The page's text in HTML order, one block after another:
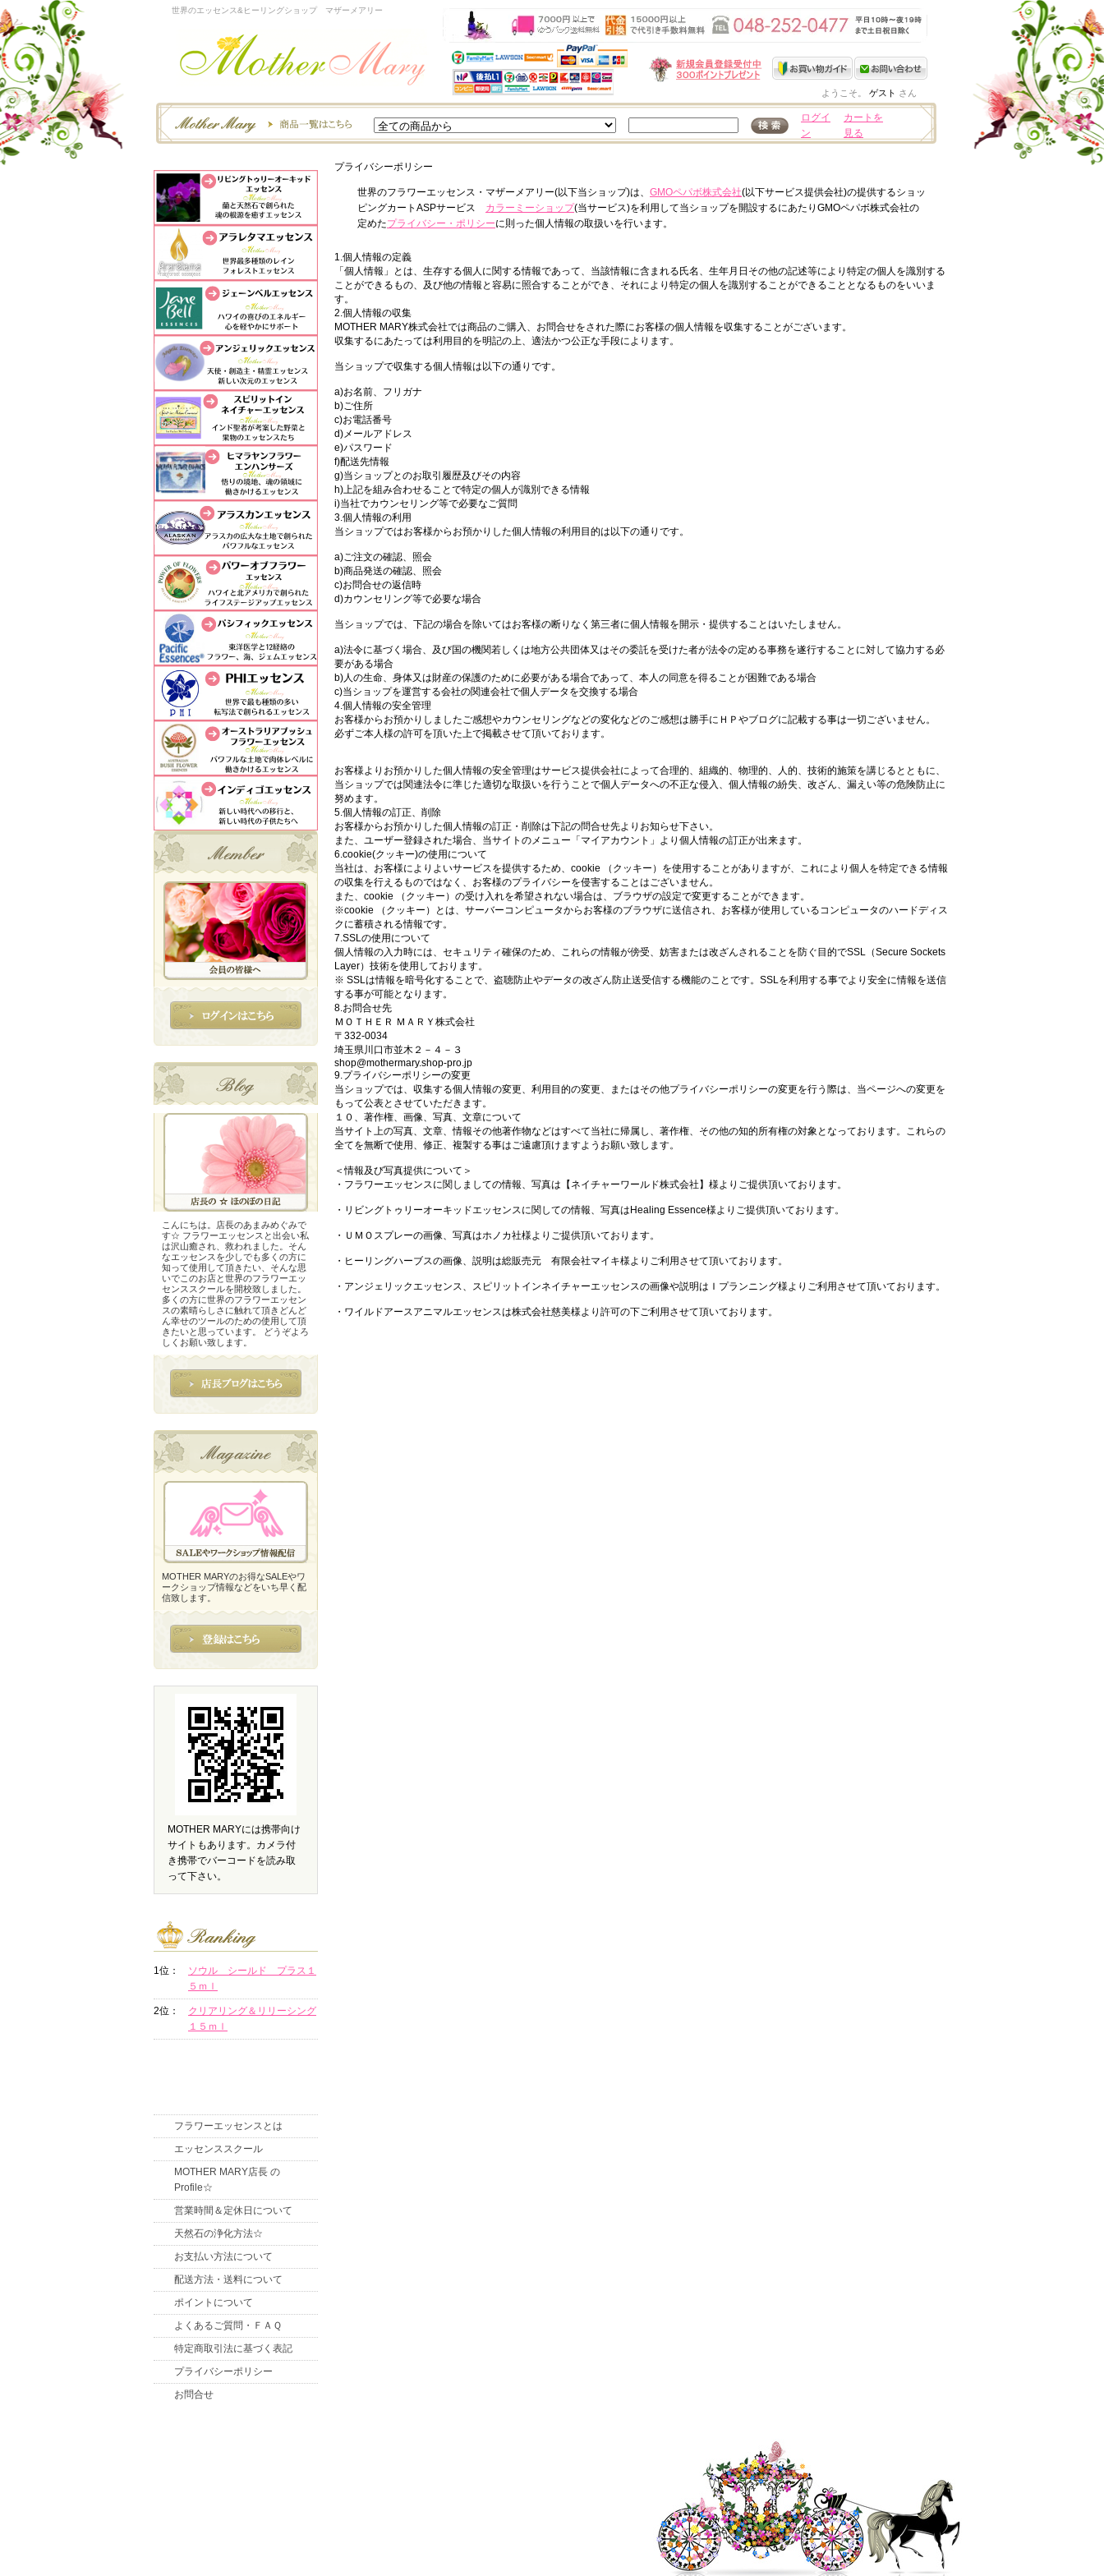
世界のエッセンス&ヒーリングショップ マザーメアリー
ようこそ。 ゲスト さん
ログイ
ン
カートを
見る
プライバシーポリシー
世界のフラワーエッセンス・マザーメアリー(以下当ショップ)は、 GMOペパボ株式会社(以下サービス提供会社)の提供するショッ
ピングカートASPサービス カラーミーショップ(当サービス)を利用して当ショップを開設するにあたりGMOペパボ株式会社の
定めたプライバシー・ポリシーに則った個人情報の取扱いを行います。
1.個人情報の定義
「個人情報」とは、生存する個人に関する情報であって、当該情報に含まれる氏名、生年月日その他の記述等により特定の個人を識別する
ことができるもの、及び他の情報と容易に照合することができ、それにより特定の個人を識別することができることとなるものをいいま
す。
2.個人情報の収集
MOTHER MARY株式会社では商品のご購入、お問合せをされた際にお客様の個人情報を収集することがございます。
収集するにあたっては利用目的を明記の上、適法かつ公正な手段によります。
当ショップで収集する個人情報は以下の通りです。
a)お名前、フリガナ
b)ご住所
c)お電話番号
d)メールアドレス
e)パスワード
f)配送先情報
g)当ショップとのお取引履歴及びその内容
h)上記を組み合わせることで特定の個人が識別できる情報
i)当社でカウンセリング等で必要なご質問
3.個人情報の利用
当ショップではお客様からお預かりした個人情報の利用目的は以下の通りです。
a)ご注文の確認、照会
b)商品発送の確認、照会
c)お問合せの返信時
d)カウンセリング等で必要な場合
当ショップでは、下記の場合を除いてはお客様の断りなく第三者に個人情報を開示・提供することはいたしません。
a)法令に基づく場合、及び国の機関若しくは地方公共団体又はその委託を受けた者が法令の定める事務を遂行することに対して協力する必
要がある場合
b)人の生命、身体又は財産の保護のために必要がある場合であって、本人の同意を得ることが困難である場合
c)当ショップを運営する会社の関連会社で個人データを交換する場合
4.個人情報の安全管理
お客様からお預かりしましたご感想やカウンセリングなどの変化などのご感想は勝手にＨＰやブログに記載する事は一切ございません。
必ずご本人様の許可を頂いた上で掲載させて頂いております。
お客様よりお預かりした個人情報の安全管理はサービス提供会社によって合理的、組織的、物理的、人的、技術的施策を講じるとともに、
当ショップでは関連法令に準じた適切な取扱いを行うことで個人データへの不正な侵入、個人情報の紛失、改ざん、漏えい等の危険防止に
努めます。
5.個人情報の訂正、削除
お客様からお預かりした個人情報の訂正・削除は下記の問合せ先よりお知らせ下さい。
また、ユーザー登録された場合、当サイトのメニュー「マイアカウント」より個人情報の訂正が出来ます。
6.cookie(クッキー)の使用について
当社は、お客様によりよいサービスを提供するため、cookie （クッキー）を使用することがありますが、これにより個人を特定できる情報
の収集を行えるものではなく、お客様のプライバシーを侵害することはございません。
また、cookie （クッキー）の受け入れを希望されない場合は、ブラウザの設定で変更することができます。
※cookie （クッキー）とは、サーバーコンピュータからお客様のブラウザに送信され、お客様が使用しているコンピュータのハードディス
クに蓄積される情報です。
7.SSLの使用について
個人情報の入力時には、セキュリティ確保のため、これらの情報が傍受、妨害または改ざんされることを防ぐ目的でSSL（Secure Sockets
Layer）技術を使用しております。
※ SSLは情報を暗号化することで、盗聴防止やデータの改ざん防止送受信する機能のことです。SSLを利用する事でより安全に情報を送信
する事が可能となります。
8.お問合せ先
ＭＯＴＨＥＲ ＭＡＲＹ株式会社
〒332-0034
埼玉県川口市並木２－４－３
shop@mothermary.shop-pro.jp
9.プライバシーポリシーの変更
当ショップでは、収集する個人情報の変更、利用目的の変更、またはその他プライバシーポリシーの変更を行う際は、当ページへの変更を
もって公表とさせていただきます。
１０、著作権、画像、写真、文章について
当サイト上の写真、文章、情報その他著作物などはすべて当社に帰属し、著作権、その他の知的所有権の対象となっております。これらの
全てを無断で使用、修正、複製する事はご遠慮頂けますようお願い致します。
＜情報及び写真提供について＞
・フラワーエッセンスに関しましての情報、写真は【ネイチャーワールド株式会社】様よりご提供頂いております。
・リビングトゥリーオーキッドエッセンスに関しての情報、写真はHealing Essence様よりご提供頂いております。
・ＵＭＯスプレーの画像、写真はホノカ社様よりご提供頂いております。
・ヒーリングハーブスの画像、説明は総販売元 有限会社マイキ様よりご利用させて頂いております。
・アンジェリックエッセンス、スピリットインネイチャーエッセンスの画像や説明はＩプランニング様よりご利用させて頂いております。
・ワイルドアースアニマルエッセンスは株式会社慈美様より許可の下ご利用させて頂いております。
こんにちは。店長のあまみめぐみで
す☆ フラワーエッセンスと出会い私
は沢山癒され、救われました。そん
なエッセンスを少しでも多くの方に
知って使用して頂きたい、そんな思
いでこのお店と世界のフラワーエッ
センススクールを開校致しました。
多くの方に世界のフラワーエッセン
スの素晴らしさに触れて頂きどんど
ん幸せのツールのための使用して頂
きたいと思っています。 どうぞよろ
しくお願い致します。
MOTHER MARYのお得なSALEやワ
ークショップ情報などをいち早く配
信致します。
MOTHER MARYには携帯向け
サイトもあります。カメラ付
き携帯でバーコードを読み取
って下さい。
1位：
ソウル シールド プラス１
５ｍｌ
2位：
クリアリング＆リリーシング
１５ｍｌ
フラワーエッセンスとは
エッセンススクール
MOTHER MARY店長 の
Profile☆
営業時間＆定休日について
天然石の浄化方法☆
お支払い方法について
配送方法・送料について
ポイントについて
よくあるご質問・ＦＡＱ
特定商取引法に基づく表記
プライバシーポリシー
お問合せ